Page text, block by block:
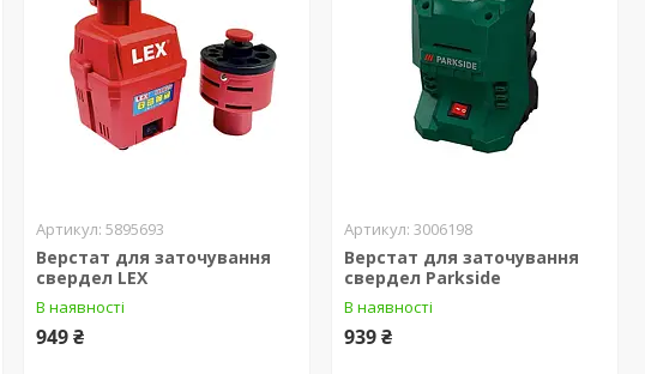
5895693
Верстат для заточування
свердел LEX
В наявності
949 ₴
3006198
Верстат для заточування
свердел Parkside
В наявності
939 ₴